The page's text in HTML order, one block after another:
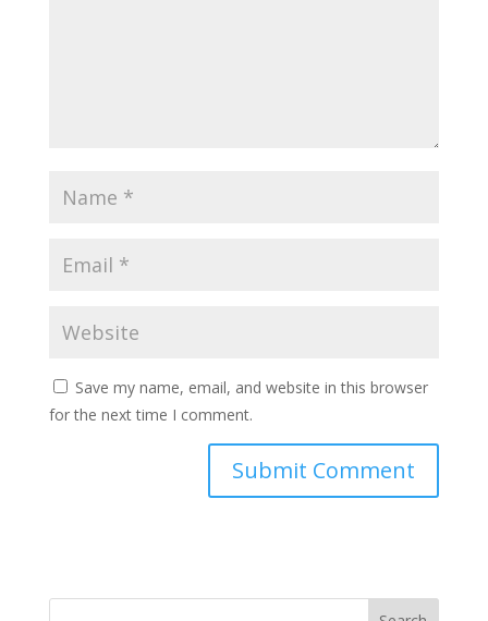
Save my name, email, and website in this browser
for the next time I comment.